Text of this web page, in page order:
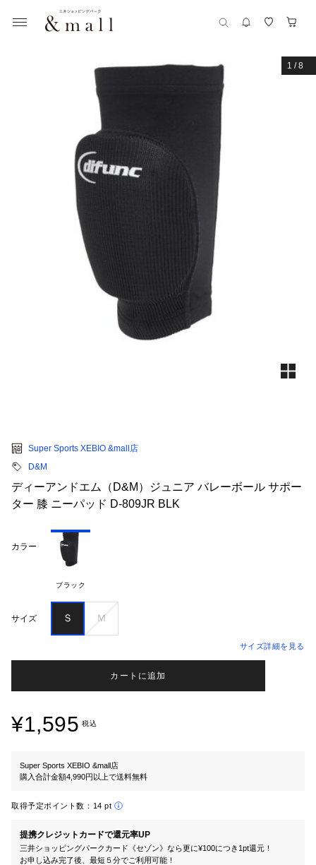
1 /8
Super Sports XEBIO &mall店
D&M
ディーアンドエム（D&M）ジュニア バレーボール サポー
ター 膝 ニーパッド D-809JR BLK
カラー
ブラック
サイズ Ｓ Ｍ
サイズ詳細を見る
カートに追加
¥1,595 税込
Super Sports XEBIO &mall店
購入合計金額4,990円以上で送料無料
取得予定ポイント数： 14 pt
提携クレジットカードで還元率UP
三井ショッピングパークカード《セゾン》なら更に¥100につき1pt還元！
お申し込み完了後、最短５分でご利用可能！